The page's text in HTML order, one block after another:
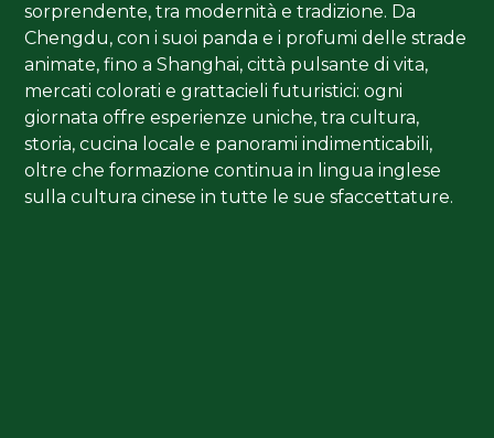
sorprendente, tra modernità e tradizione. Da
Chengdu, con i suoi panda e i profumi delle strade
animate, fino a Shanghai, città pulsante di vita,
mercati colorati e grattacieli futuristici: ogni
giornata offre esperienze uniche, tra cultura,
storia, cucina locale e panorami indimenticabili,
oltre che formazione continua in lingua inglese
sulla cultura cinese in tutte le sue sfaccettature.